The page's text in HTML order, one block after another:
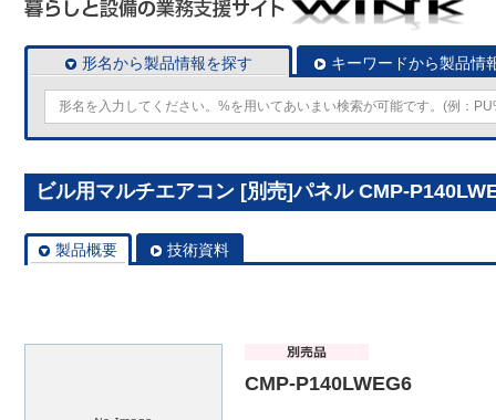
形名から製品情報を探す キーワードから製品情
ビル用マルチエアコン [別売]パネル CMP-
製品概要 技術資料
CMP-P140LWEG6